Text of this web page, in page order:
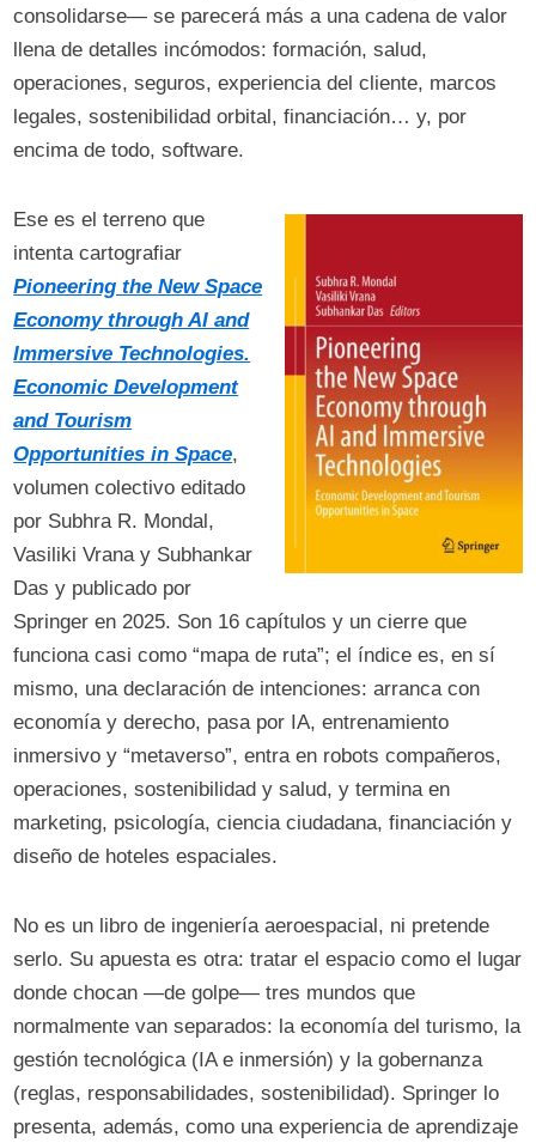
consolidarse— se parecerá más a una cadena de valor
llena de detalles incómodos: formación, salud,
operaciones, seguros, experiencia del cliente, marcos
legales, sostenibilidad orbital, financiación… y, por
encima de todo, software.
Ese es el terreno que
intenta cartografiar
Pioneering the New Space
Economy through AI and
Immersive Technologies.
Economic Development
and Tourism
Opportunities in Space,
volumen colectivo editado
por Subhra R. Mondal,
Vasiliki Vrana y Subhankar
Das y publicado por
Springer en 2025. Son 16 capítulos y un cierre que
funciona casi como “mapa de ruta”; el índice es, en sí
mismo, una declaración de intenciones: arranca con
economía y derecho, pasa por IA, entrenamiento
inmersivo y “metaverso”, entra en robots compañeros,
operaciones, sostenibilidad y salud, y termina en
marketing, psicología, ciencia ciudadana, financiación y
diseño de hoteles espaciales.
No es un libro de ingeniería aeroespacial, ni pretende
serlo. Su apuesta es otra: tratar el espacio como el lugar
donde chocan —de golpe— tres mundos que
normalmente van separados: la economía del turismo, la
gestión tecnológica (IA e inmersión) y la gobernanza
(reglas, responsabilidades, sostenibilidad). Springer lo
presenta, además, como una experiencia de aprendizaje